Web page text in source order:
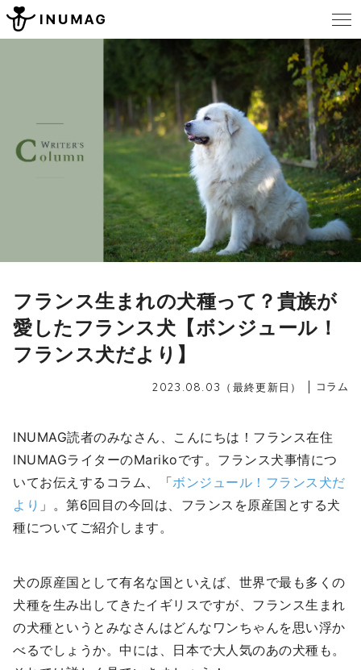
フランス生まれの犬種って？貴族が
愛したフランス犬【ボンジュール！
フランス犬だより】
2023.08.03（最終更新日） コラム
INUMAG読者のみなさん、こんにちは！フランス在住
INUMAGライターのMarikoです。フランス犬事情につ
いてお伝えするコラム、「ボンジュール！フランス犬だ
より 」。第6回目の今回は、フランスを原産国とする犬
種についてご紹介します。
犬の原産国として有名な国といえば、世界で最も多くの
犬種を生み出してきたイギリスですが、フランス生まれ
の犬種というとみなさんはどんなワンちゃんを思い浮か
べるでしょうか。中には、日本で大人気のあの犬種も。